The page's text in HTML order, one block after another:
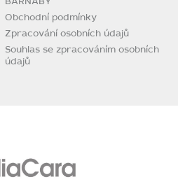
Obchodní podmínky
Zpracování osobních údajů
Souhlas se zpracováním osobních
údajů